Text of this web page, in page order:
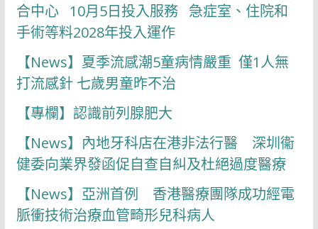
合中心 10月5日投入服務 急症室、住院和
手術等料2028年投入運作
【News】夏季流感潮5童病情嚴重 僅1人無
打流感針 七歲男童昨不治
【專欄】認識前列腺肥大
【News】內地牙科店在港非法行醫 深圳衞
健委向業界發函促自查自糾及杜絕過度醫療
【News】亞洲首例 香港醫療團隊成功經電
脈衝技術治療血管畸形兒科病人